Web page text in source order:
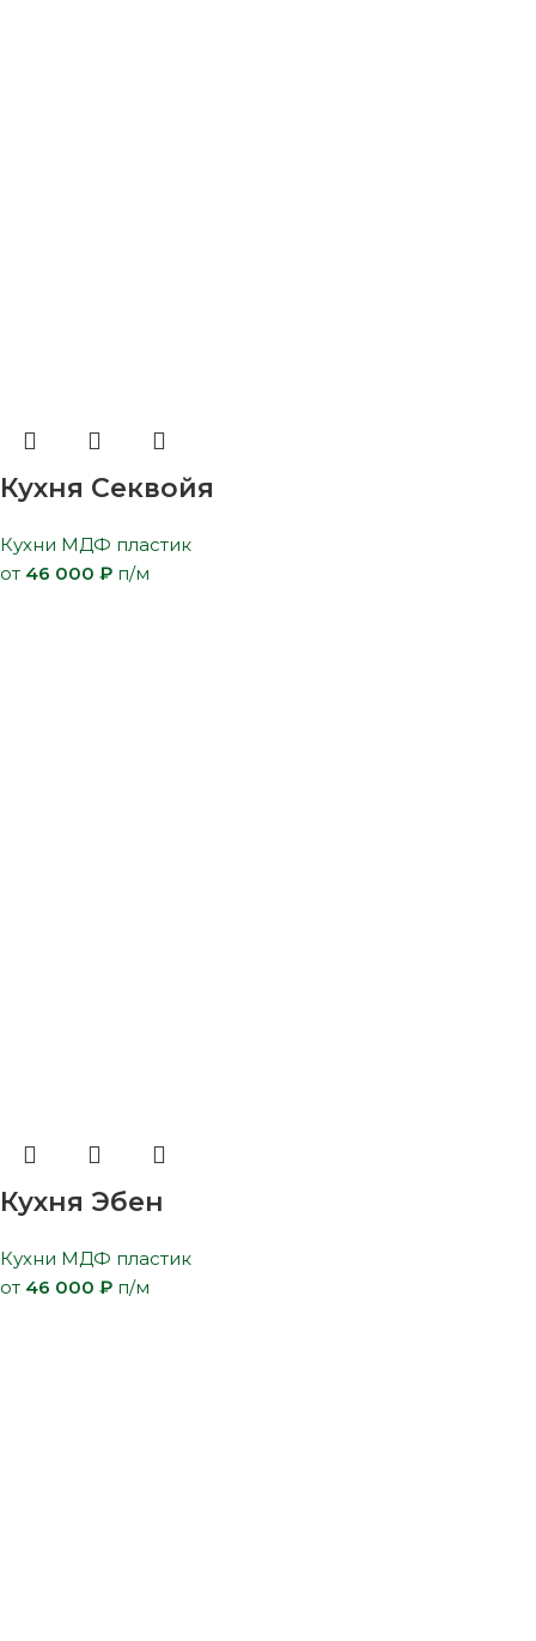
Кухня Секвойя
Кухни МДФ пластик
от 46 000 ₽ п/м
Кухня Эбен
Кухни МДФ пластик
от 46 000 ₽ п/м